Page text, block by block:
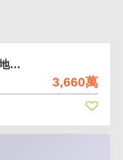
3,660萬
稀有農林地 在陽明山上林地與農地可自產自種